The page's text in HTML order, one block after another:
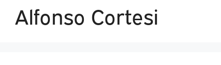
Alfonso Cortesi